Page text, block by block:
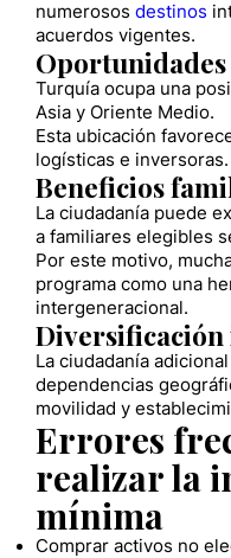
numerosos destinos
acuerdos vigentes.
Turquía ocupa una
Asia y Oriente Medio.
Esta ubicación
logísticas e inversoras.
Beneficios
La ciudadanía puede
a familiares elegibles
Por este motivo,
programa como una
intergeneracional.
La ciudadanía
dependencias
movilidad y
Errores
realizar la
mínima
Comprar activos no